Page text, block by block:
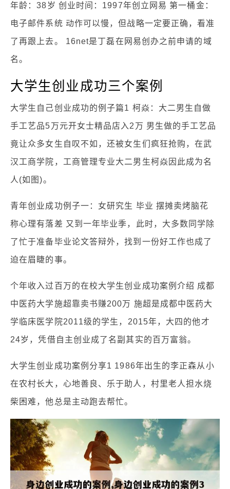
年龄：38岁 创业时间：1997年创立网易 第一桶金：
电子邮件系统 动作可以慢，但战略一定要正确，看准
了再跟上去。 16net是丁磊在网易创办之前申请的域
名。
大学生创业成功三个案例
大学生自己创业成功的例子篇1 柯焱：大二男生自做
手工艺品5万元开女士精品店入2万 男生做的手工艺品
竟让众多女生自叹不如，还被女生们疯狂抢购，在武
汉工商学院，工商管理专业大二男生柯焱因此成为名
人(如图)。
青年创业成功例子一：女研究生 毕业 摆摊卖烤脑花
称心理有落差 又到一年毕业季，此时，大多数同学除
了忙于准备毕业论文答辩外，找到一份好工作也成了
迫在眉睫的事。
个年收入过百万的在校大学生创业成功案例介绍 成都
中医药大学施超靠卖书赚200万 施超是成都中医药大
学临床医学院2011级的学生，2015年，大四的他才
24岁，凭借自主创业成了名副其实的百万富翁。
大学生创业成功案例分享1 1986年出生的李正森从小
在农村长大，心地善良、乐于助人，村里老人担水烧
柴困难，他总是主动跑去帮忙。